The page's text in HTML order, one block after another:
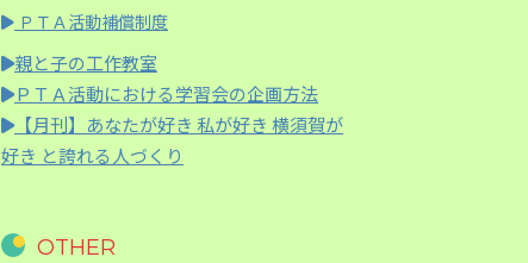
ＰＴＡ活動補償制度
親と子の工作教室
ＰＴＡ活動における学習会の企画方法
【月刊】 あなたが好き 私が好き 横須賀が
好き と誇れる人づくり
OTHER